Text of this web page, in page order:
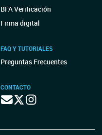
BFA Verificación
Firma digital
FAQ Y TUTORIALES
Preguntas Frecuentes
CONTACTO